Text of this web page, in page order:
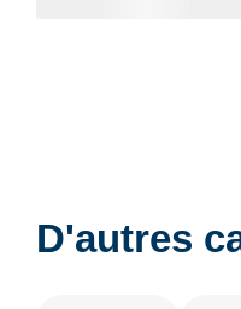
D'autres